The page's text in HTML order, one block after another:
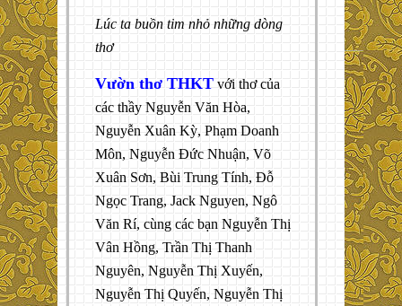
Lúc ta buồn tim nhỏ những dòng
thơ
Vườn thơ THKT với thơ của
các thầy Nguyễn Văn Hòa,
Nguyễn Xuân Kỳ, Phạm Doanh
Môn, Nguyễn Đức Nhuận, Võ
Xuân Sơn, Bùi Trung Tính, Đỗ
Ngọc Trang, Jack Nguyen, Ngô
Văn Rí, cùng các bạn Nguyễn Thị
Vân Hồng, Trần Thị Thanh
Nguyên, Nguyễn Thị Xuyến,
Nguyễn Thị Quyến, Nguyễn Thị